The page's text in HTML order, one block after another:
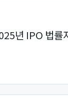
년 IPO 법률